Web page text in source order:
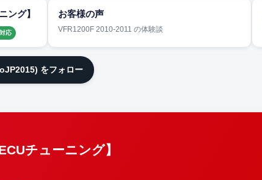
ング】
応
お客様の声
VFR1200F 2010-2011 の体験談
をフォロー
チューニング】